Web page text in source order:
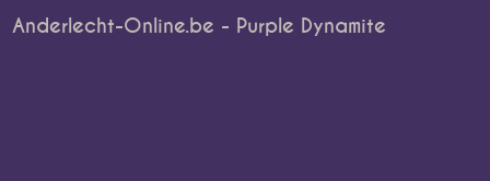
Anderlecht-Online.be - Purple Dynamite